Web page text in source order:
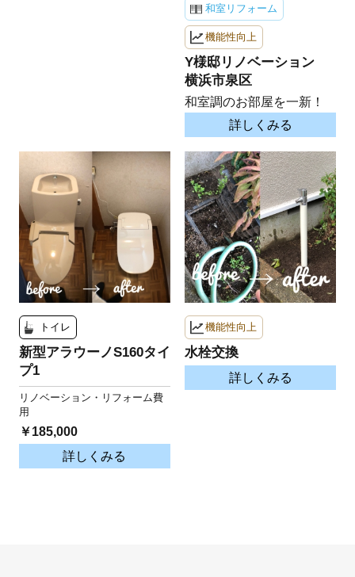
和室リフォーム
機能性向上
Y様邸リノベーション
横浜市泉区
和室調のお部屋を一新！
詳しくみる
トイレ
新型アラウーノS160タイ
プ1
リノベーション・リフォーム費
用
￥185,000
詳しくみる
機能性向上
水栓交換
詳しくみる